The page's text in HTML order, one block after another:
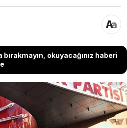
okuyacağınız haberi
arası vekil transferleri hız